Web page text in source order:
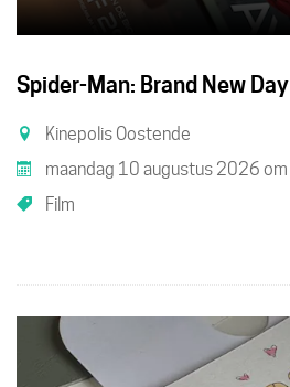
Spider-Man: Brand New Day
Kinepolis Oostende
maandag 10 augustus 2026 om
Film